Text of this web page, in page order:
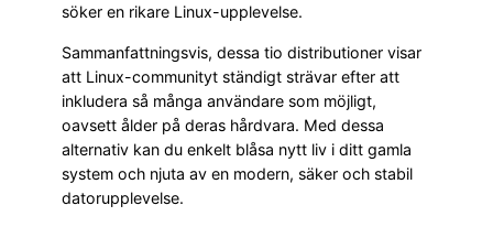
söker en rikare Linux-upplevelse.
Sammanfattningsvis, dessa tio distributioner visar
att Linux-communityt ständigt strävar efter att
inkludera så många användare som möjligt,
oavsett ålder på deras hårdvara. Med dessa
alternativ kan du enkelt blåsa nytt liv i ditt gamla
system och njuta av en modern, säker och stabil
datorupplevelse.